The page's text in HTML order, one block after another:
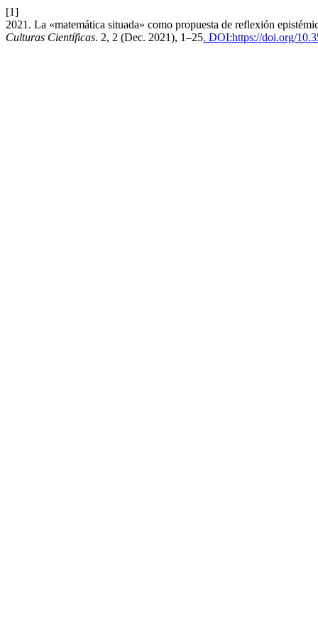
[1]
2021. La «matemática situada» como propuesta de reflexión
Culturas Científicas. 2, 2 (Dec. 2021), 1–25. DOI:https://doi.org/